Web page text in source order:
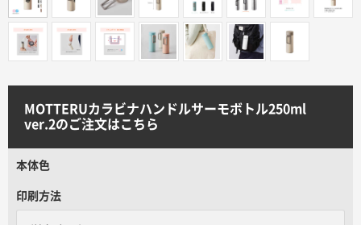
サイトメニュー
ご注文の流れ
MOTTERUカラビナハンドルサーモボトル250ml
ver.2のご注文はこちら
本体色
印刷方法